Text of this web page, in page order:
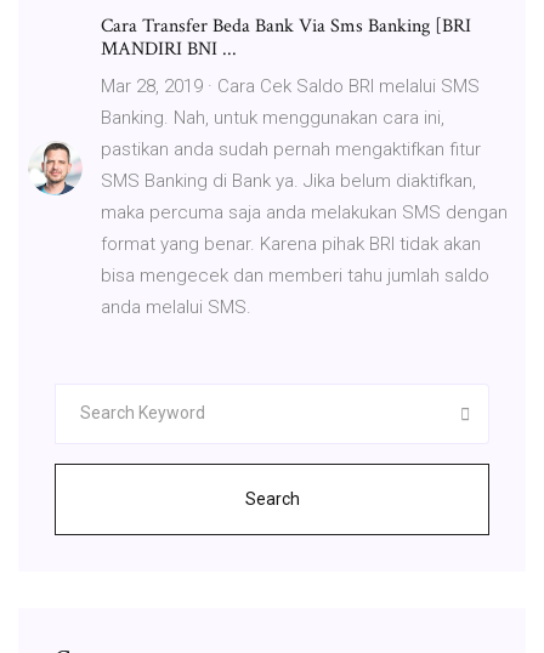
Cara Transfer Beda Bank Via Sms Banking [BRI
MANDIRI BNI ...
Mar 28, 2019 · Cara Cek Saldo BRI melalui SMS
Banking. Nah, untuk menggunakan cara ini,
pastikan anda sudah pernah mengaktifkan fitur
SMS Banking di Bank ya. Jika belum diaktifkan,
maka percuma saja anda melakukan SMS dengan
format yang benar. Karena pihak BRI tidak akan
bisa mengecek dan memberi tahu jumlah saldo
anda melalui SMS.
Search